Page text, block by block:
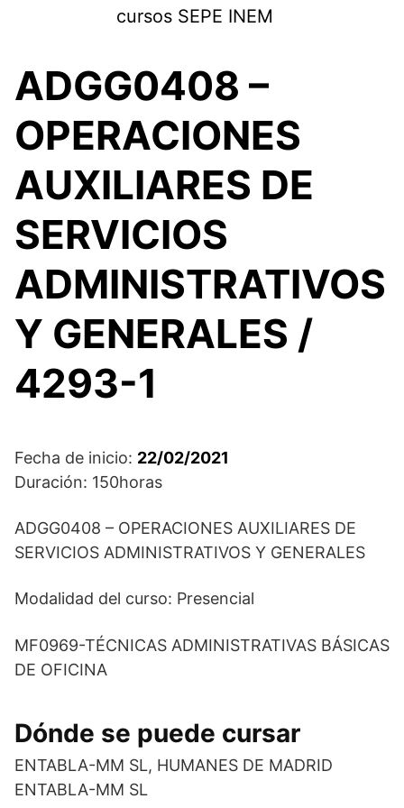
cursos SEPE INEM
ADGG0408 –
OPERACIONES
AUXILIARES DE
SERVICIOS
ADMINISTRATIVOS
Y GENERALES /
4293-1
Fecha de inicio: 22/02/2021
Duración: 150horas
ADGG0408 – OPERACIONES AUXILIARES DE
SERVICIOS ADMINISTRATIVOS Y GENERALES
Modalidad del curso: Presencial
MF0969-TÉCNICAS ADMINISTRATIVAS BÁSICAS
DE OFICINA
Dónde se puede cursar
ENTABLA-MM SL, HUMANES DE MADRID
ENTABLA-MM SL